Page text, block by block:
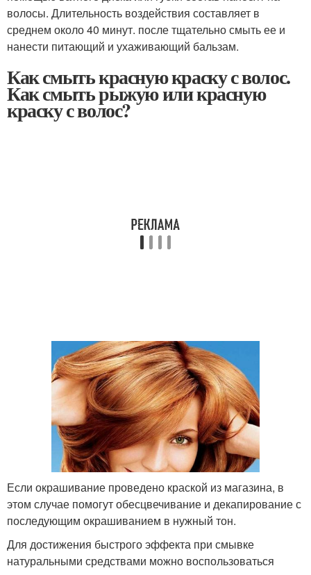
волосы. Длительность воздействия составляет в
среднем около 40 минут. после тщательно смыть ее и
нанести питающий и ухаживающий бальзам.
Как смыть красную краску с волос.
Как смыть рыжую или красную
краску с волос?
Если окрашивание проведено краской из магазина, в
этом случае помогут обесцвечивание и декапирование с
последующим окрашиванием в нужный тон.
Для достижения быстрого эффекта при смывке
натуральными средствами можно воспользоваться